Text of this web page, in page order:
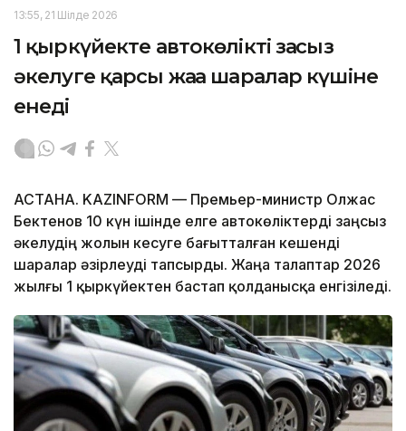
13:55, 21 Шілде 2026
1 қыркүйекте автокөлікті заңсыз
әкелуге қарсы жаңа шаралар күшіне
енеді
АСТАНА. KAZINFORM — Премьер-министр Олжас
Бектенов 10 күн ішінде елге автокөліктерді заңсыз
әкелудің жолын кесуге бағытталған кешенді
шаралар әзірлеуді тапсырды. Жаңа талаптар 2026
жылғы 1 қыркүйектен бастап қолданысқа енгізіледі.